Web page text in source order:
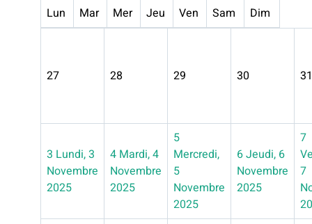
Lun
Mar Mer Jeu Ven Sam Dim
27 28 29 30 31
3 Lundi, 3
Novembre
2025
4 Mardi, 4
Novembre
2025
5
Mercredi,
5
Novembre
2025
6Jeudi, 6
Novembre
2025
7
7